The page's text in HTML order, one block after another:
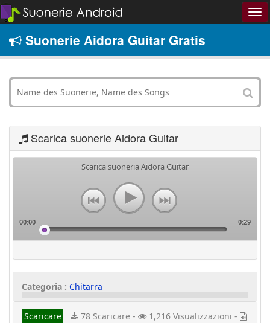
Suonerie Aidora Guitar Gratis
Scarica suonerie Aidora Guitar
Scarica suoneria Aidora Guitar
00:00 0:29
Categoria : Chitarra
Scaricare 78 Scaricare -
1,216 Visualizzazioni -